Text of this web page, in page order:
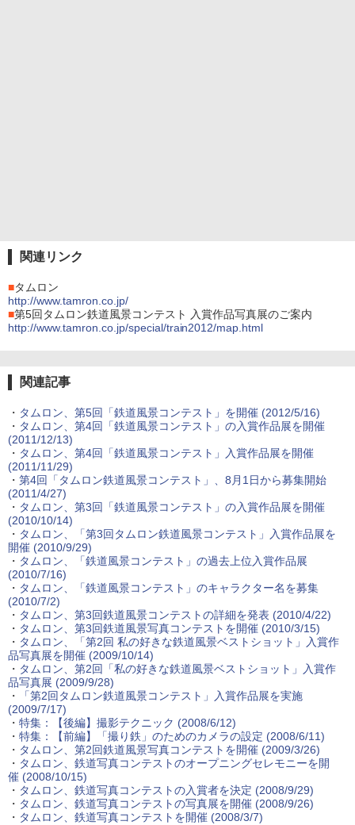
関連リンク
■タムロン
http://www.tamron.co.jp/
■第5回タムロン鉄道風景コンテスト 入賞作品写真展のご案内
http://www.tamron.co.jp/special/train2012/map.html
関連記事
・ タムロン、第5回「鉄道風景コンテスト」を開催 (2012/5/16)
・ タムロン、第4回「鉄道風景コンテスト」の入賞作品展を開催
(2011/12/13)
・ タムロン、第4回「鉄道風景コンテスト」入賞作品展を開催
(2011/11/29)
・ 第4回「タムロン鉄道風景コンテスト」、8月1日から募集開始
(2011/4/27)
・ タムロン、第3回「鉄道風景コンテスト」の入賞作品展を開催
(2010/10/14)
・ タムロン、「第3回タムロン鉄道風景コンテスト」入賞作品展を
開催 (2010/9/29)
・ タムロン、「鉄道風景コンテスト」の過去上位入賞作品展
(2010/7/16)
・ タムロン、「鉄道風景コンテスト」のキャラクター名を募集
(2010/7/2)
・ タムロン、第3回鉄道風景コンテストの詳細を発表 (2010/4/22)
・ タムロン、第3回鉄道風景写真コンテストを開催 (2010/3/15)
・ タムロン、「第2回 私の好きな鉄道風景ベストショット」入賞作
品写真展を開催 (2009/10/14)
・ タムロン、第2回「私の好きな鉄道風景ベストショット」入賞作
品写真展 (2009/9/28)
・
「第2回タムロン鉄道風景コンテスト」入賞作品展を実施
(2009/7/17)
・ 特集：【後編】撮影テクニック (2008/6/12)
・ 特集：【前編】「撮り鉄」のためのカメラの設定 (2008/6/11)
・ タムロン、第2回鉄道風景写真コンテストを開催 (2009/3/26)
・ タムロン、鉄道写真コンテストのオープニングセレモニーを開
催 (2008/10/15)
・ タムロン、鉄道写真コンテストの入賞者を決定 (2008/9/29)
・ タムロン、鉄道写真コンテストの写真展を開催 (2008/9/26)
・ タムロン、鉄道写真コンテストを開催 (2008/3/7)